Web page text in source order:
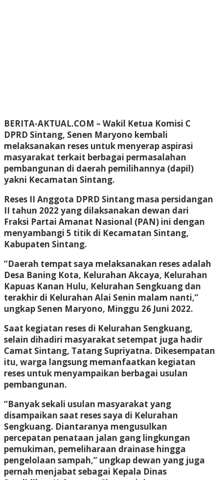
BERITA-AKTUAL.COM – Wakil Ketua Komisi C
DPRD Sintang, Senen Maryono kembali
melaksanakan reses untuk menyerap aspirasi
masyarakat terkait berbagai permasalahan
pembangunan di daerah pemilihannya (dapil)
yakni Kecamatan Sintang.
Reses II Anggota DPRD Sintang masa persidangan
II tahun 2022 yang dilaksanakan dewan dari
Fraksi Partai Amanat Nasional (PAN) ini dengan
menyambangi 5 titik di Kecamatan Sintang,
Kabupaten Sintang.
“Daerah tempat saya melaksanakan reses adalah
Desa Baning Kota, Kelurahan Akcaya, Kelurahan
Kapuas Kanan Hulu, Kelurahan Sengkuang dan
terakhir di Kelurahan Alai Senin malam nanti,”
ungkap Senen Maryono, Minggu 26 Juni 2022.
Saat kegiatan reses di Kelurahan Sengkuang,
selain dihadiri masyarakat setempat juga hadir
Camat Sintang, Tatang Supriyatna. Dikesempatan
itu, warga langsung memanfaatkan kegiatan
reses untuk menyampaikan berbagai usulan
pembangunan.
“Banyak sekali usulan masyarakat yang
disampaikan saat reses saya di Kelurahan
Sengkuang. Diantaranya mengusulkan
percepatan penataan jalan gang lingkungan
pemukiman, pemeliharaan drainase hingga
pengelolaan sampah,” ungkap dewan yang juga
pernah menjabat sebagai Kepala Dinas